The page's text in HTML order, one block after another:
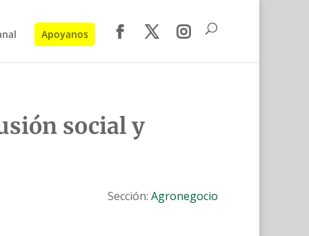
Apoyanos
social y
Sección: Agronegocio